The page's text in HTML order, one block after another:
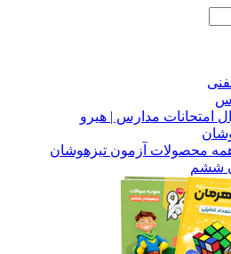
امتحانات مدارس | هیرو
محصولات آزمون تیزهوشان
ششم